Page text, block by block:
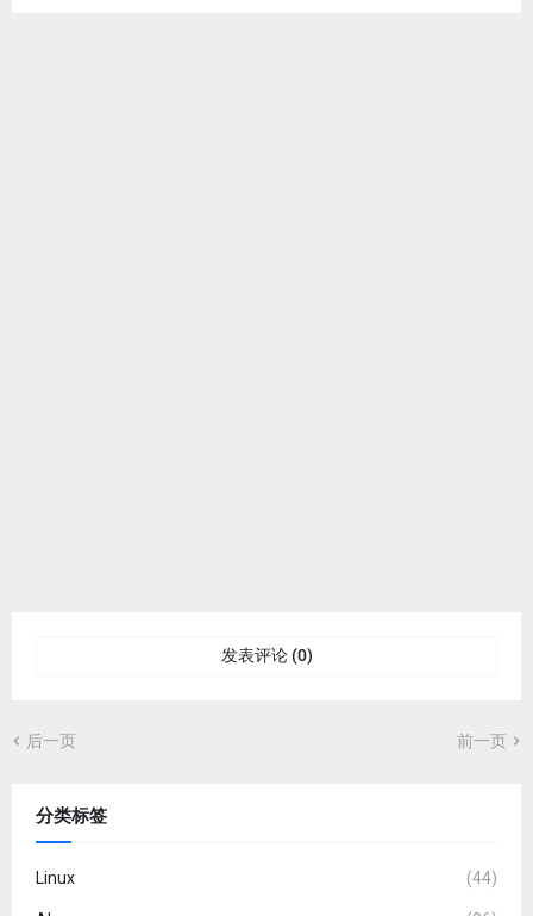
发表评论 (0)
后一页 前一页
分类标签
Linux (44)